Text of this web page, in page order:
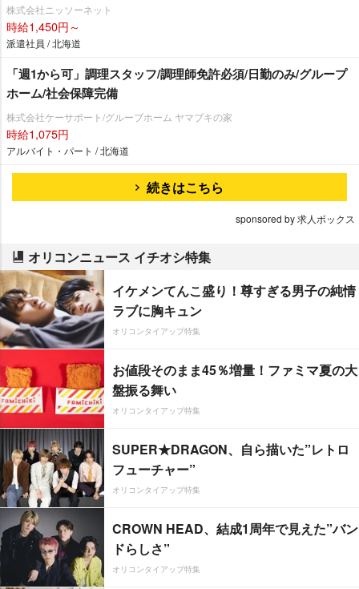
株式会社ニッソーネット
時給1,450円～
派遣社員 / 北海道
「週1から可」調理スタッフ/調理師免許必須/日勤のみ/グループ
ホーム/社会保障完備
株式会社ケーサポート/グループホーム ヤマブキの家
時給1,075円
アルバイト・パート / 北海道
続きはこちら
sponsored by 求人ボックス
オリコンニュース イチオシ特集
イケメンてんこ盛り！尊すぎる男子の純情
ラブに胸キュン
オリコンタイアップ特集
お値段そのまま45％増量！ファミマ夏の大
盤振る舞い
オリコンタイアップ特集
SUPER★DRAGON、自ら描いた”レトロ
フューチャー”
オリコンタイアップ特集
CROWN HEAD、結成1周年で見えた”バン
ドらしさ”
オリコンタイアップ特集